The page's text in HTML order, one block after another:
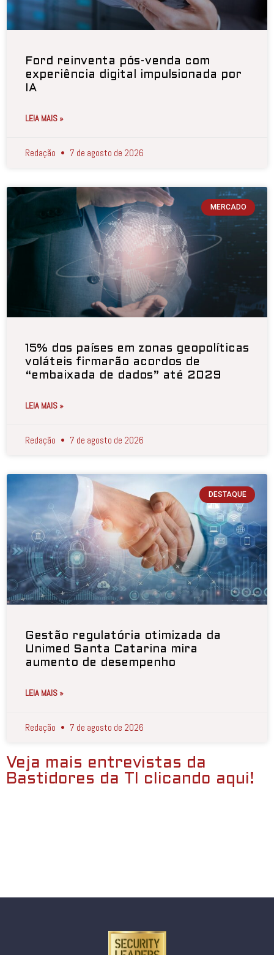
Ford reinventa pós-venda com
experiência digital impulsionada por
IA
LEIA MAIS »
Redação 7 de agosto de 2026
MERCADO
15% dos países em zonas geopolíticas
voláteis firmarão acordos de
“embaixada de dados” até 2029
LEIA MAIS »
Redação 7 de agosto de 2026
DESTAQUE
Gestão regulatória otimizada da
Unimed Santa Catarina mira
aumento de desempenho
LEIA MAIS »
Redação 7 de agosto de 2026
Veja mais entrevistas da
Bastidores da TI clicando aqui!